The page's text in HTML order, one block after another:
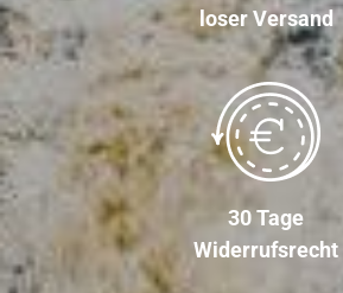
loser Versand
30 Tage
Widerrufsrecht